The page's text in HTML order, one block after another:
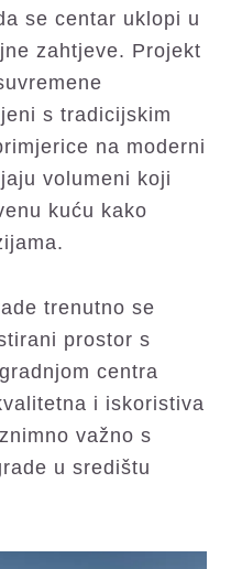
se centar uklopi u
zahtjeve. Projekt
s tradicijskim
na moderni
volumeni koji
kuću kako
trenutno se
prostor s
centra
i iskoristiva
važno s
u središtu